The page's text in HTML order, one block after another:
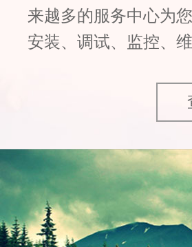
来越多的服务中心为
安装、调试、监控、